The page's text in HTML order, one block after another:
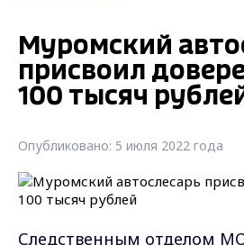
Муромский
присвоил
100 тысяч
Опубликовано: 5 июля 2022 года
Следственным отделом